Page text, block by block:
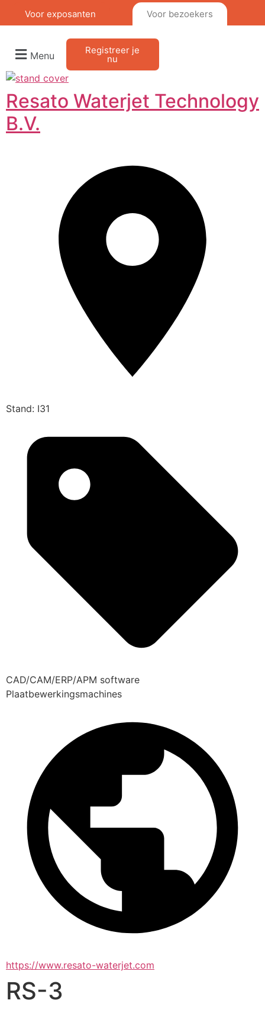
Voor exposanten Voor bezoekers
Menu Registreer je
nu
Resato Waterjet Technology
B.V.
Stand: I31
CAD/CAM/ERP/APM software
Plaatbewerkingsmachines
https://www.resato-waterjet.com
RS-3